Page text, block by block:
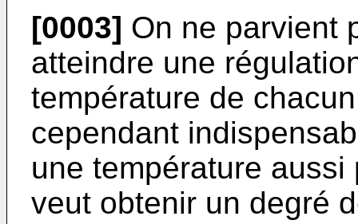
[0003] On ne parvient
atteindre une
température de
cependant
une température
veut obtenir un degré